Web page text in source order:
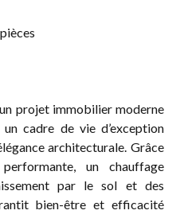
projet immobilier moderne
cadre de vie d’exception
architecturale. Grâce
un chauffage
par le sol et des
bien-être et efficacité